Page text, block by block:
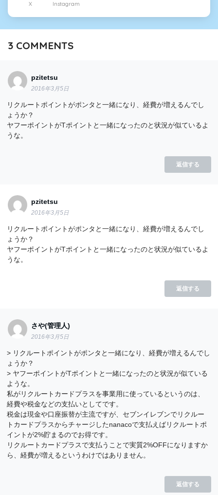
X Instagram
3COMMENTS
pzitetsu
2016年3月5日
リクルートポイントがポンタと一緒になり、経費が増えるんでし
ょうか？
ヤフーポイントがTポイントと一緒になったのと状況が似ているよ
うな。
返信する
pzitetsu
2016年3月5日
リクルートポイントがポンタと一緒になり、経費が増えるんでし
ょうか？
ヤフーポイントがTポイントと一緒になったのと状況が似ているよ
うな。
返信する
さや(管理人)
2016年3月5日
> リクルートポイントがポンタと一緒になり、経費が増えるんでし
ょうか？
> ヤフーポイントがTポイントと一緒になったのと状況が似ている
ような。
私がリクルートカードプラスを事業用に使っているというのは、
経費や税金などの支払いとしてです。
税金は現金や口座振替が主流ですが、セブンイレブンでリクルー
トカードプラスからチャージしたnanacoで支払えばリクルートポ
イントが2%貯まるのでお得です。
リクルートカードプラスで支払うことで実質2%OFFになりますか
ら、経費が増えるというわけではありません。
返信する